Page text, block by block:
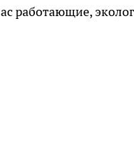
работающие,